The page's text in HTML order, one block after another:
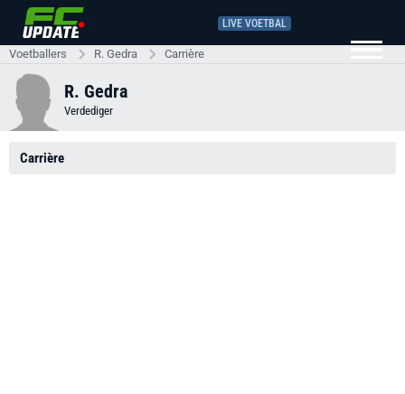
LIVE VOETBAL
Voetballers R. Gedra Carrière
R. Gedra
Verdediger
Carrière